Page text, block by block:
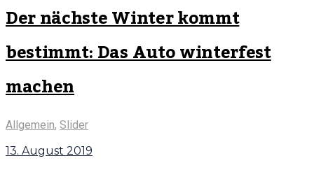
Der nächste Winter kommt
bestimmt: Das Auto winterfest
machen
Allgemein, Slider
13. August 2019